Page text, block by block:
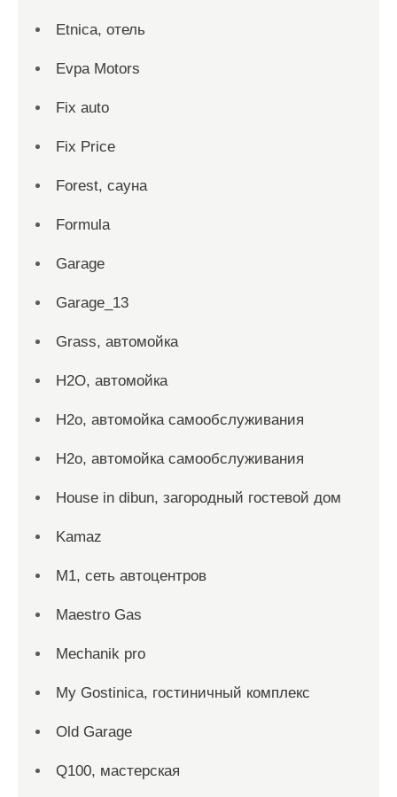
Etnica, отель
Evpa Motors
Fix auto
Fix Price
Forest, сауна
Formula
Garage
Garage_13
Grass, автомойка
H2O, автомойка
H2o, автомойка самообслуживания
H2o, автомойка самообслуживания
House in dibun, загородный гостевой дом
Kamaz
M1, сеть автоцентров
Maestro Gas
Mechanik pro
My Gostinica, гостиничный комплекс
Old Garage
Q100, мастерская